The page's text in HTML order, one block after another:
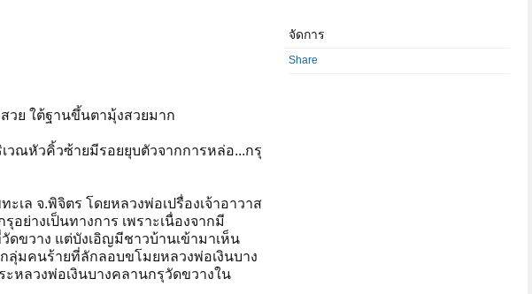
วย ใต้ฐานขึ้นตามุ้งสวยมาก
วณหัวคิ้วซ้ายมีรอยยุบตัวจากการหล่อ...กรุ
ล จ.พิจิตร โดยหลวงพ่อเปรื่องเจ้าอาวาส
ย่างเป็นทางการ เพราะเนื่องจากมี
ดขวาง แต่บังเอิญมีชาวบ้านเข้ามาเห็น
ลุ่มคนร้ายที่ลักลอบขโมยหลวงพ่อเงินบาง
หลวงพ่อเงินบางคลานกรุวัดขวางใน
จัดการ
Share